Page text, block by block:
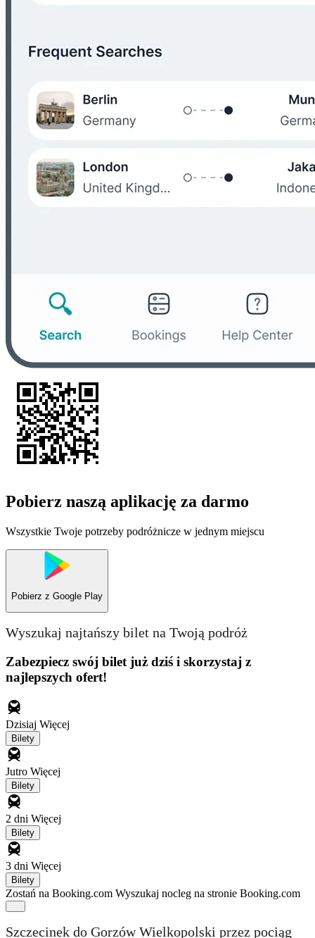
Pobierz naszą aplikację za darmo
Wszystkie Twoje potrzeby podróżnicze w jednym miejscu
Pobierz z Google Play
Wyszukaj najtańszy bilet na Twoją podróż
Zabezpiecz swój bilet już dziś i skorzystaj z
najlepszych ofert!
Dzisiaj Więcej
Bilety
Jutro Więcej
Bilety
2 dni Więcej
Bilety
3 dni Więcej
Bilety
Zostań na Booking.com Wyszukaj nocleg na stronie Booking.com
Szczecinek do Gorzów Wielkopolski przez pociąg